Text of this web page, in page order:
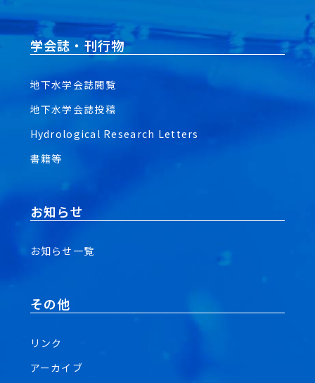
学会誌・刊行物
地下水学会誌閲覧
地下水学会誌投稿
Hydrological Research Letters
書籍等
お知らせ
お知らせ一覧
その他
リンク
アーカイブ